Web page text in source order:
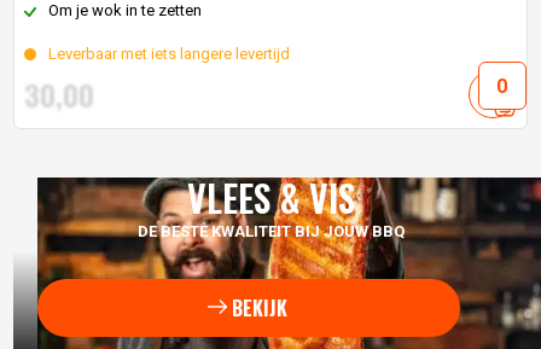
Om je wok in te zetten
Leverbaar met iets langere levertijd
30,00
VLEES & VIS
DE BESTE KWALITEIT BIJ JOUW BBQ
BEKIJK